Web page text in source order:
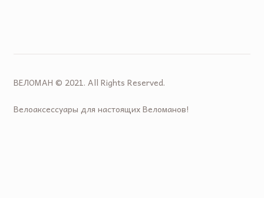
ВЕЛОМАН © 2021. All Rights Reserved.
Велоаксессуары для настоящих Веломанов!